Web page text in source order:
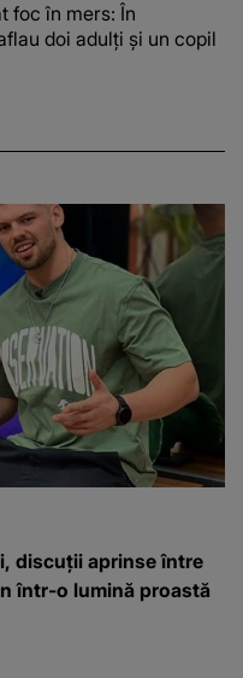
foc în mers: În
doi adulți și un copil
într-o lumină proastă